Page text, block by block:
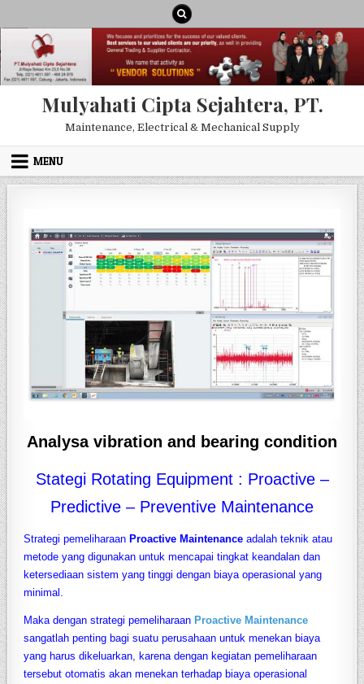
Mulyahati Cipta Sejahtera, PT.
Maintenance, Electrical & Mechanical Supply
MENU
Analysa vibration and bearing condition
Stategi Rotating Equipment : Proactive –
Predictive – Preventive Maintenance
Strategi pemeliharaan Proactive Maintenance adalah teknik atau
metode yang digunakan untuk mencapai tingkat keandalan dan
ketersediaan sistem yang tinggi dengan biaya operasional yang
minimal.
Maka dengan strategi pemeliharaan Proactive Maintenance
sangatlah penting bagi suatu perusahaan untuk menekan biaya
yang harus dikeluarkan, karena dengan kegiatan pemeliharaan
tersebut otomatis akan menekan terhadap biaya operasional